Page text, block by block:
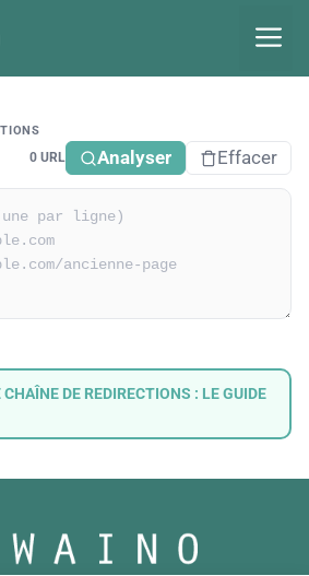
0 URL Analyser Effacer
DE REDIRECTIONS : LE GUIDE